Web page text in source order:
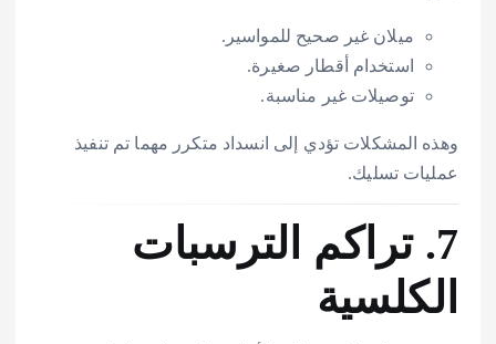
ميلان غير صحيح للمواسير.
استخدام أقطار صغيرة.
توصيلات غير مناسبة.
وهذه المشكلات تؤدي إلى انسداد متكرر مهما تم تنفيذ
عمليات تسليك.
7. تراكم الترسبات
الكلسية